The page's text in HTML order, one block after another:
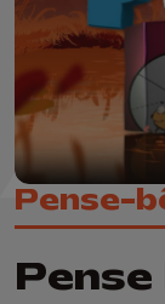
Pense-